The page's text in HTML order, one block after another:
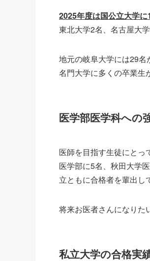
2025年度は国公立大学に
東北大学2名、名古屋大
地元の岐阜大学には29
名門大学に多くの卒業生
医学部医学科への
医師を目指す生徒にとっ
医学部に5名、秋田大学
立ともに合格者を輩出し
将来お医者さんになりた
私立大学の合格実